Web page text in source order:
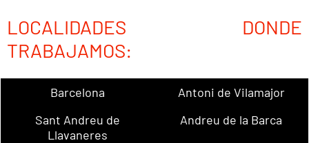
LOCALIDADES DONDE
TRABAJAMOS:
Barcelona
Antoni de Vilamajor
Sant Andreu de
Llavaneres
Andreu de la Barca